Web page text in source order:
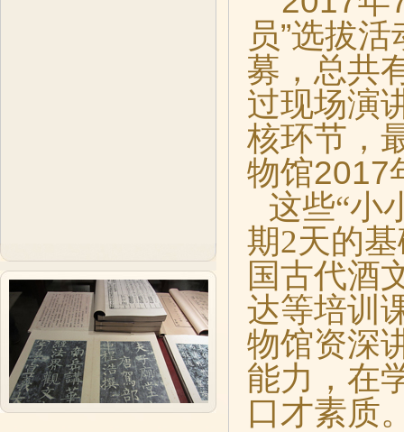
员”选拔
募，总共
过现场演
核环节，
物馆2017
这些“小
期2天的
国古代酒
达等培训
物馆资深
能力，在
口才素质